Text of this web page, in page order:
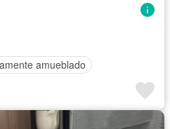
amueblado